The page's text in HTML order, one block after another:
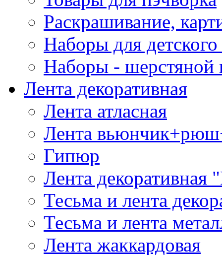
Раскрашивание,
Наборы для
Наборы - шерстяной
Лента декоративная
Лента атласная
Лента
Гипюр
Лента декоративная
Тесьма и лента
Тесьма и лента
Лента жаккардовая